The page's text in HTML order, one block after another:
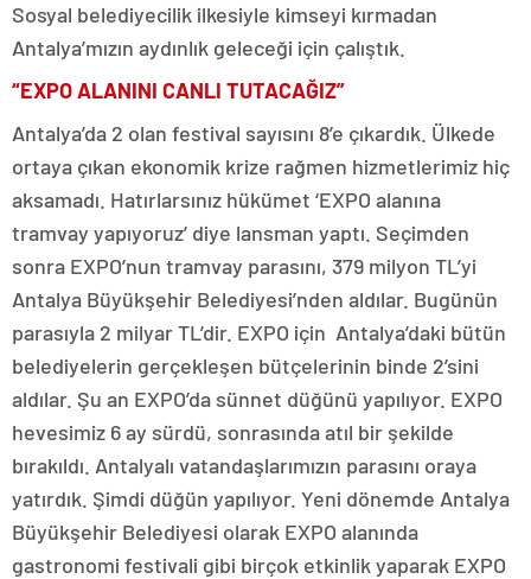
Sosyal belediyecilik ilkesiyle kimseyi kırmadan
Antalya’mızın aydınlık geleceği için çalıştık.
“EXPO ALANINI CANLI TUTACAĞIZ”
Antalya’da 2 olan festival sayısını 8’e çıkardık. Ülkede
ortaya çıkan ekonomik krize rağmen hizmetlerimiz hiç
aksamadı. Hatırlarsınız hükümet ‘EXPO alanına
tramvay yapıyoruz’ diye lansman yaptı. Seçimden
sonra EXPO’nun tramvay parasını, 379 milyon TL’yi
Antalya Büyükşehir Belediyesi’nden aldılar. Bugünün
parasıyla 2 milyar TL’dir. EXPO için Antalya’daki bütün
belediyelerin gerçekleşen bütçelerinin binde 2’sini
aldılar. Şu an EXPO’da sünnet düğünü yapılıyor. EXPO
hevesimiz 6 ay sürdü, sonrasında atıl bir şekilde
bırakıldı. Antalyalı vatandaşlarımızın parasını oraya
yatırdık. Şimdi düğün yapılıyor. Yeni dönemde Antalya
Büyükşehir Belediyesi olarak EXPO alanında
gastronomi festivali gibi birçok etkinlik yaparak EXPO